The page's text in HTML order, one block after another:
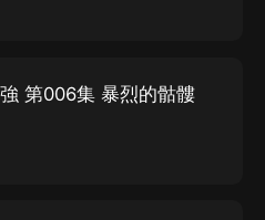
第006集 暴烈的骷髏